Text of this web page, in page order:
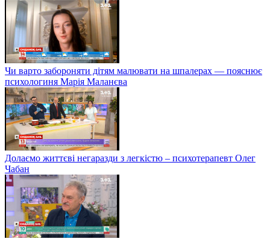
Чи варто забороняти дітям малювати на шпалерах — пояснює
психологиня Марія Маланєва
Долаємо життєві негаразди з легкістю – психотерапевт Олег
Чабан